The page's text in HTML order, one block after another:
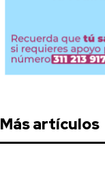
Más artículos